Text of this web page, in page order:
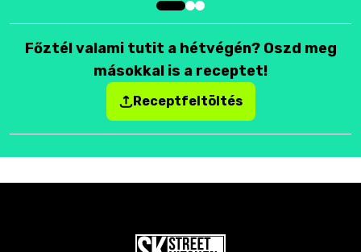
Főztél valami tutit a hétvégén? Oszd meg
másokkal is a receptet!
Receptfeltöltés